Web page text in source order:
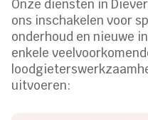
Onze diensten in
ons inschakelen voor
onderhoud en nieuwe
enkele
uitvoeren: